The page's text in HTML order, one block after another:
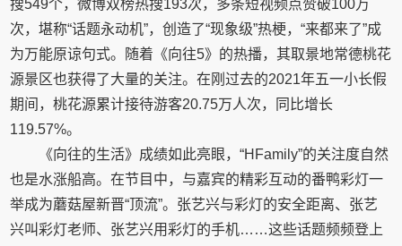
搜549个，微博双榜热搜193次，多条短视频点赞破100万
次，堪称“话题永动机”，创造了“现象级”热梗，“来都来了”成
为万能原谅句式。随着《向往5》的热播，其取景地常德桃花
源景区也获得了大量的关注。在刚过去的2021年五一小长假
期间，桃花源累计接待游客20.75万人次，同比增长
119.57%。
《向往的生活》成绩如此亮眼，“HFamily”的关注度自然
也是水涨船高。在节目中，与嘉宾的精彩互动的番鸭彩灯一
举成为蘑菇屋新晋“顶流”。张艺兴与彩灯的安全距离、张艺
兴叫彩灯老师、张艺兴用彩灯的手机……这些话题频频登上